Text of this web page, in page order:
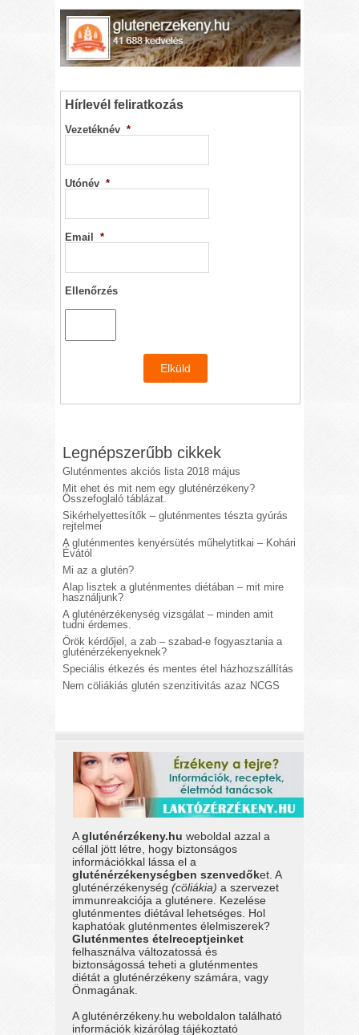
Hírlevél feliratkozás
Vezetéknév *
Utónév *
Email *
Ellenőrzés
Legnépszerűbb cikkek
Gluténmentes akciós lista 2018 május
Mit ehet és mit nem egy gluténérzékeny?
Összefoglaló táblázat.
Sikérhelyettesítők – gluténmentes tészta gyúrás
rejtelmei
A gluténmentes kenyérsütés műhelytitkai – Kohári
Évától
Mi az a glutén?
Alap lisztek a gluténmentes diétában – mit mire
használjunk?
A gluténérzékenység vizsgálat – minden amit
tudni érdemes.
Örök kérdőjel, a zab – szabad-e fogyasztania a
gluténérzékenyeknek?
Speciális étkezés és mentes étel házhozszállítás
Nem cöliákiás glutén szenzitivitás azaz NCGS
Agluténérzékeny.hu weboldal azzal a
céllal jött létre, hogy biztonságos
információkkal lássa el a
gluténérzékenységben szenvedőket. A
gluténérzékenység(cöliákia) a szervezet
immunreakciója a gluténere. Kezelése
gluténmentes diétával lehetséges. Hol
kaphatóak gluténmentes élelmiszerek?
Gluténmentes ételreceptjeinket
felhasználva változatossá és
biztonságossá teheti a gluténmentes
diétát a gluténérzékeny számára, vagy
Önmagának.
A gluténérzékeny.hu weboldalon található
információk kizárólag tájékoztató